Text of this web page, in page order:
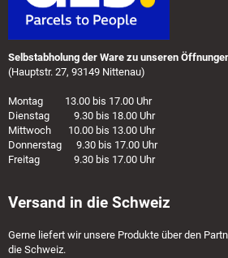
Selbstabholung der Ware zu unseren
(Hauptstr. 27, 93149 Nittenau)
Montag 13.00 bis 17.00 Uhr
Dienstag 9.30 bis 18.00 Uhr
Mittwoch 10.00 bis 13.00 Uhr
Donnerstag 9.30 bis 17.00 Uhr
Freitag 9.30 bis 17.00 Uhr
Versand in die Schweiz
Gerne liefert wir unsere Produkte über den
die Schweiz.